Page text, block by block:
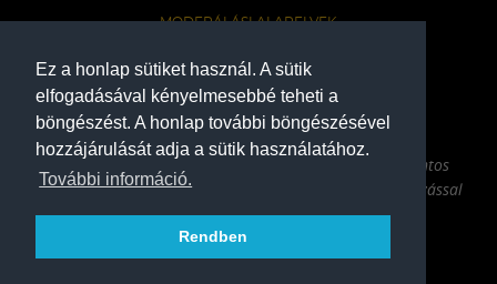
Ez a honlap sütiket használ. A sütik
elfogadásával kényelmesebbé teheti a
böngészést. A honlap további böngészésével
hozzájárulását adja a sütik használatához.
További információ.
Rendben
MODERÁLÁSI ALAPELVEK
HONLAP ADATKEZELÉSI TÁJÉKOZTATÓ
A Ferencvárosi Torna Club hivatalos honlapja
Az oldalon található írott és képi anyagok csak a forrás pontos
megjelölésével, internetes felhasználás esetén aktív hivatkozással
használhatóak fel.